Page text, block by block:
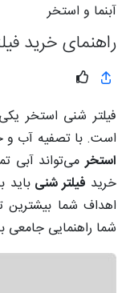
آبنما و استخر
راهنمای خرید
فیلتر شنی استخر
است. با تصفیه آب و
استخرمی‌تواند آبی
خرید فیلتر شنیباید
اهداف شما بیشترین
شما راهنمایی جامعی